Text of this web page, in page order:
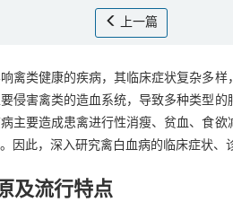
上一篇
禽类健康的疾病，其临床症状复杂多
侵害禽类的造血系统，导致多种类型
主要造成患禽进行性消瘦、贫血、食
因此，深入研究禽白血病的临床症状
及流行特点